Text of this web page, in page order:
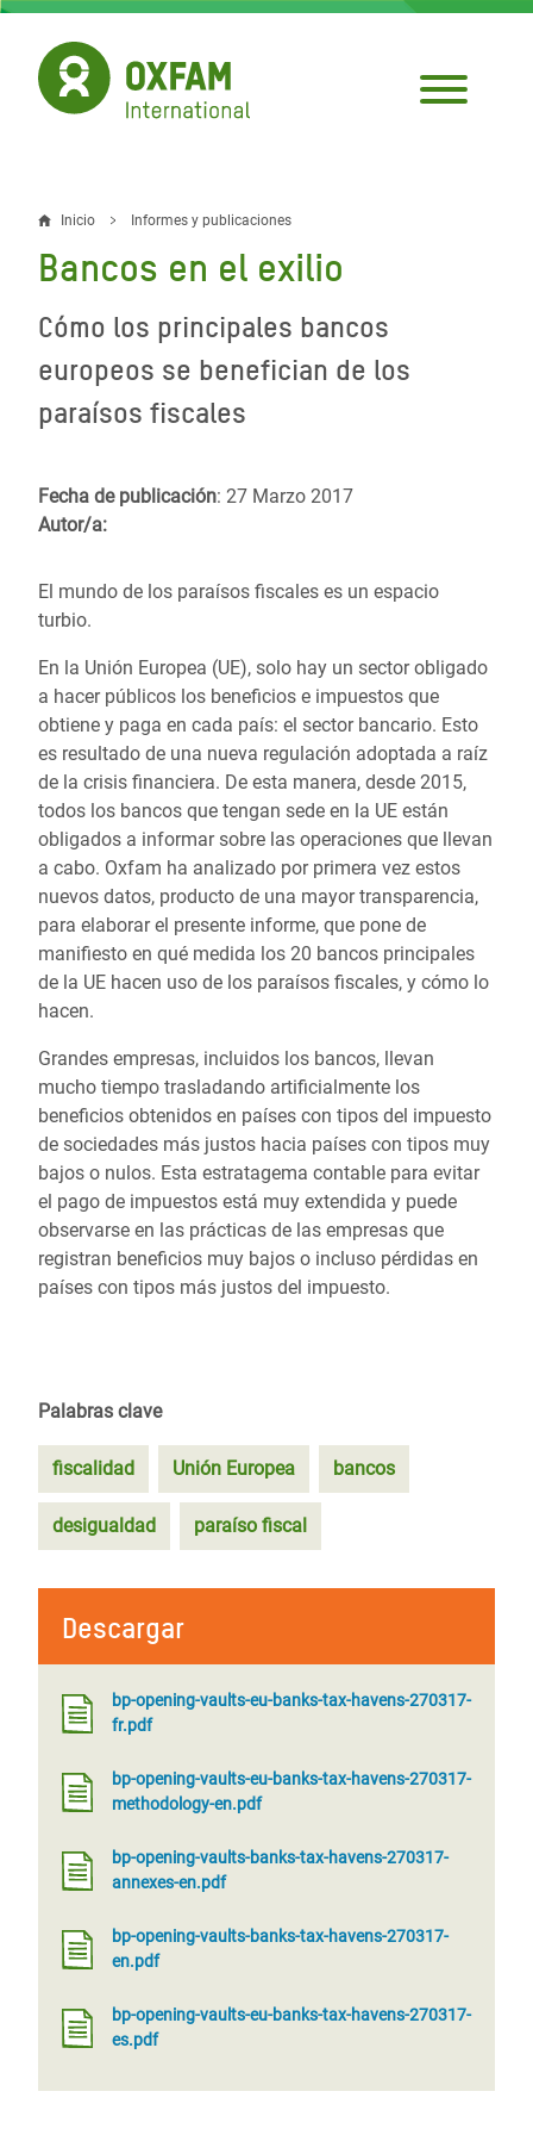
Pasar
contenido
principal
Sobrescribir
enlaces
de
ayuda
a
navegación
Inicio Informes y publicaciones
Bancos en el exilio
Cómo los principales bancos
europeos se benefician de los
paraísos fiscales
Fecha de publicación: 27 Marzo 2017
Autor/a:
El mundo de los paraísos fiscales es un espacio
turbio.
En la Unión Europea (UE), solo hay un sector obligado
a hacer públicos los beneficios e impuestos que
obtiene y paga en cada país: el sector bancario. Esto
es resultado de una nueva regulación adoptada a raíz
de la crisis financiera. De esta manera, desde 2015,
todos los bancos que tengan sede en la UE están
obligados a informar sobre las operaciones que llevan
a cabo. Oxfam ha analizado por primera vez estos
nuevos datos, producto de una mayor transparencia,
para elaborar el presente informe, que pone de
manifiesto en qué medida los 20 bancos principales
de la UE hacen uso de los paraísos fiscales, y cómo lo
hacen.
Grandes empresas, incluidos los bancos, llevan
mucho tiempo trasladando artificialmente los
beneficios obtenidos en países con tipos del impuesto
de sociedades más justos hacia países con tipos muy
bajos o nulos. Esta estratagema contable para evitar
el pago de impuestos está muy extendida y puede
observarse en las prácticas de las empresas que
registran beneficios muy bajos o incluso pérdidas en
países con tipos más justos del impuesto.
Palabras clave
fiscalidad Unión Europea bancos
desigualdad paraíso fiscal
Descargar
bp-opening-vaults-eu-banks-tax-havens-270317-
fr.pdf
bp-opening-vaults-eu-banks-tax-havens-270317-
methodology-en.pdf
bp-opening-vaults-banks-tax-havens-270317-
annexes-en.pdf
bp-opening-vaults-banks-tax-havens-270317-
en.pdf
bp-opening-vaults-eu-banks-tax-havens-270317-
es.pdf